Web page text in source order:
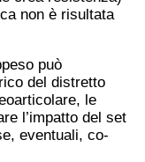
non è risultata
può
del distretto
le
l’impatto del set
eventuali, co-